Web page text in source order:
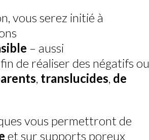
vous serez initié à
– aussi
de réaliser des négatifs ou
translucides de
vous permettront de
et sur supports poreux